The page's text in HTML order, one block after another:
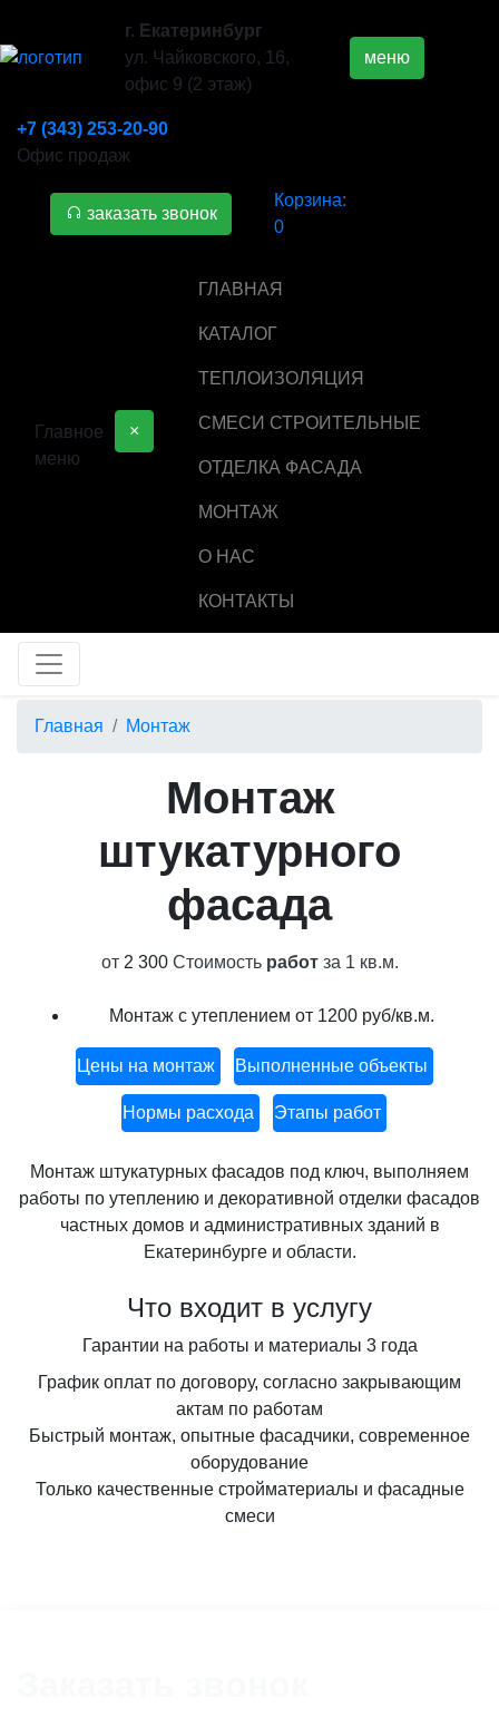
г. Екатеринбург
ул. Чайковского, 16,
офис 9 (2 этаж)
меню
+7 (343) 253-20-90
Офис продаж
заказать звонок
Корзина:
0
×
Главное
меню
ГЛАВНАЯ
КАТАЛОГ
ТЕПЛОИЗОЛЯЦИЯ
СМЕСИ СТРОИТЕЛЬНЫЕ
ОТДЕЛКА ФАСАДА
МОНТАЖ
О НАС
КОНТАКТЫ
Главная Монтаж
Монтаж
штукатурного
фасада
от 2 300 Стоимость работза 1 кв.м.
Монтаж с утеплением от 1200 руб/кв.м.
Цены на монтаж Выполненные объекты
Нормы расхода Этапы работ
Монтаж штукатурных фасадов под ключ, выполняем
работы по утеплению и декоративной отделки фасадов
частных домов и административных зданий в
Екатеринбурге и области.
Что входит в услугу
Гарантии на работы и материалы 3 года
График оплат по договору, согласно закрывающим
актам по работам
Быстрый монтаж, опытные фасадчики, современное
оборудование
Только качественные стройматериалы и фасадные
смеси